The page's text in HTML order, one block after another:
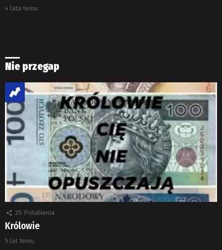
4 lata temu
Nie przegap
25 Polubienia
Królowie
5 lat temu